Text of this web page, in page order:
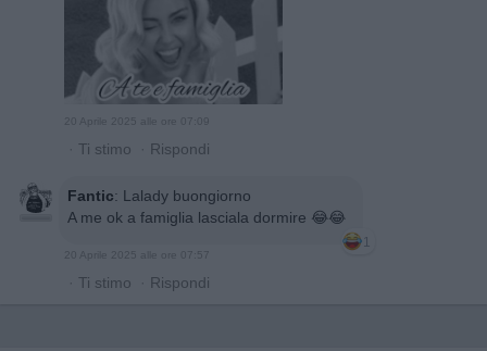
20 Aprile 2025 alle ore 07:09
· Ti stimo · Rispondi
Fantic: Lalady buongiorno
A me ok a famiglia lasciala dormire 😂😂
1
20 Aprile 2025 alle ore 07:57
· Ti stimo · Rispondi